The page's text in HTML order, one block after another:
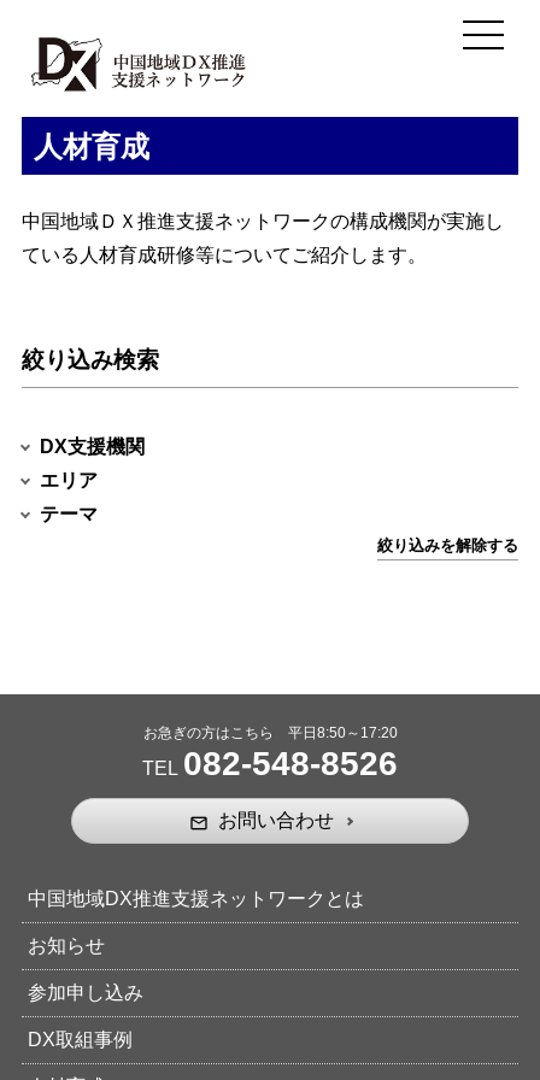
人材育成
中国地域ＤＸ推進支援ネットワークの構成機関が実施し
ている人材育成研修等についてご紹介します。
絞り込み検索
DX支援機関
エリア
テーマ
絞り込みを解除する
お急ぎの方はこちら 平日8:50～17:20
TEL 082-548-8526
mail_outline お問い合わせ
中国地域DX推進支援ネットワークとは
お知らせ
参加申し込み
DX取組事例